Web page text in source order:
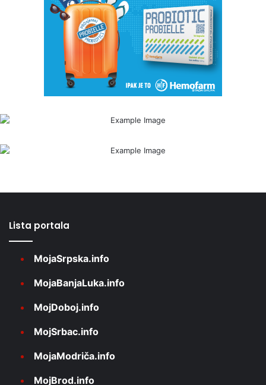
Lista portala
MojaSrpska.info
MojaBanjaLuka.info
MojDoboj.info
MojSrbac.info
MojaModriča.info
MojBrod.info